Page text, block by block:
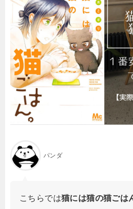
パンダ
こちらでは猫には猫の猫ごは